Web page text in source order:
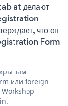
at делают
что он
Form
или foreign